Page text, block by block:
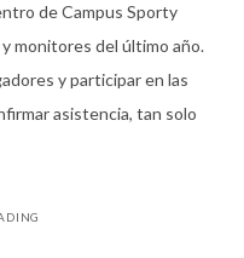
de Campus Sporty
monitores del último año.
y participar en las
asistencia, tan solo